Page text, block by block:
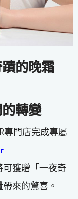
的晚霜
轉變
專門店完成專屬
可獲贈「一夜奇
來的驚喜。